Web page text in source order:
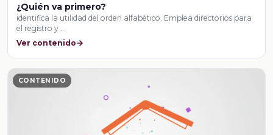
¿Quién va primero?
identifica la utilidad del orden alfabético. Emplea directorios para
el registro y …
Ver contenido
CONTENIDO